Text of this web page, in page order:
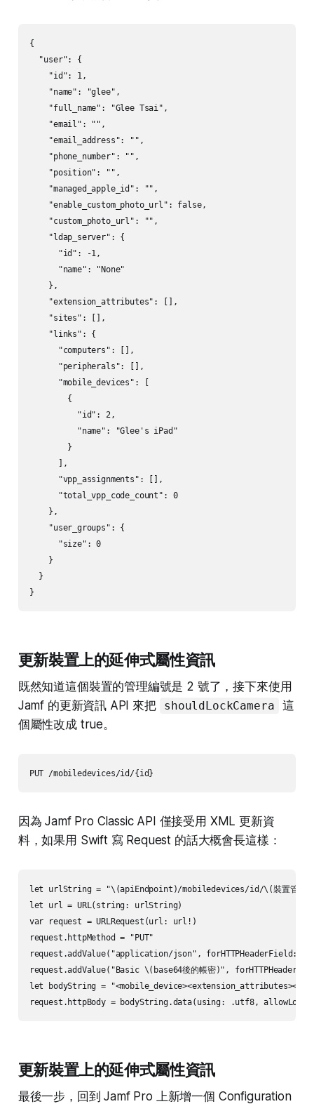
{
  "user": {
    "id": 1,
    "name": "glee",
    "full_name": "Glee Tsai",
    "email": "",
    "email_address": "",
    "phone_number": "",
    "position": "",
    "managed_apple_id": "",
    "enable_custom_photo_url": false,
    "custom_photo_url": "",
    "ldap_server": {
      "id": -1,
      "name": "None"
    },
    "extension_attributes": [],
    "sites": [],
    "links": {
      "computers": [],
      "peripherals": [],
      "mobile_devices": [
        {
          "id": 2,
          "name": "Glee's iPad"
        }
      ],
      "vpp_assignments": [],
      "total_vpp_code_count": 0
    },
    "user_groups": {
      "size": 0
    }
  }
}
更新裝置上的延伸式屬性資訊
既然知道這個裝置的管理編號是 2 號了，接下來使用
Jamf 的更新資訊 API 來把
shouldLockCamera
這
個屬性改成 true。
PUT /mobiledevices/id/{id}
因為 Jamf Pro Classic API 僅接受用 XML 更新資
料，如果用 Swift 寫 Request 的話大概會長這樣：
let urlString = "\(apiEndpoint)/mobiledevices/id/\(裝置管理
let url = URL(string: urlString)
var request = URLRequest(url: url!)
request.httpMethod = "PUT"
request.addValue("application/json", forHTTPHeaderField:
request.addValue("Basic \(base64後的帳密)",
let bodyString =
request.httpBody = bodyString.data(using: .utf8,
更新裝置上的延伸式屬性資訊
最後一步，回到 Jamf Pro 上新增一個 Configuration